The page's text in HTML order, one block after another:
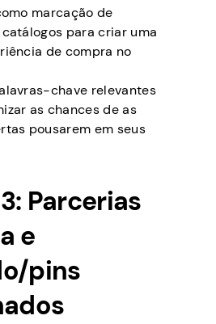
marcação de
para criar uma
de compra no
chave relevantes
as chances de as
pousarem em seus
Parcerias
e
pins